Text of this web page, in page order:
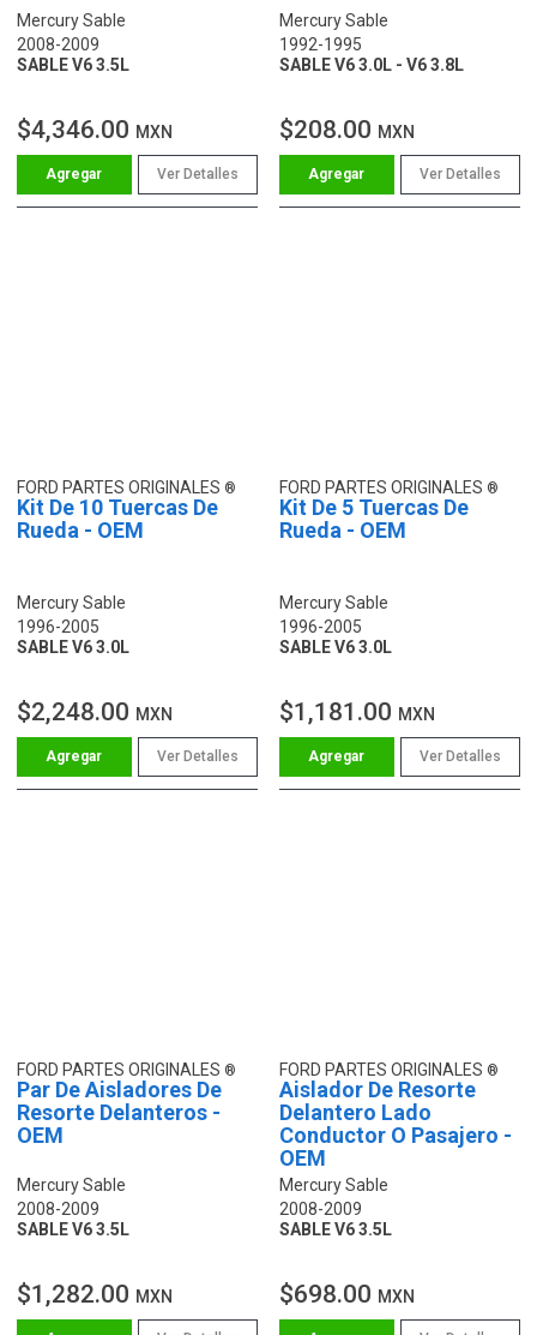
Mercury Sable
2008-2009
SABLE V6 3.5L
$4,346.00 MXN
Ver Detalles
Mercury Sable
1992-1995
SABLE V6 3.0L - V6 3.8L
$208.00 MXN
Ver Detalles
FORD PARTES ORIGINALES
Kit De 10 Tuercas De
Rueda - OEM
Mercury Sable
1996-2005
SABLE V6 3.0L
$2,248.00 MXN
Ver Detalles
FORD PARTES ORIGINALES
Kit De 5 Tuercas De
Rueda - OEM
Mercury Sable
1996-2005
SABLE V6 3.0L
$1,181.00 MXN
Ver Detalles
FORD PARTES ORIGINALES
Par De Aisladores De
Resorte Delanteros -
OEM
Mercury Sable
2008-2009
SABLE V6 3.5L
$1,282.00 MXN
FORD PARTES ORIGINALES
Aislador De Resorte
Delantero Lado
Conductor O Pasajero -
OEM
Mercury Sable
2008-2009
SABLE V6 3.5L
$698.00 MXN